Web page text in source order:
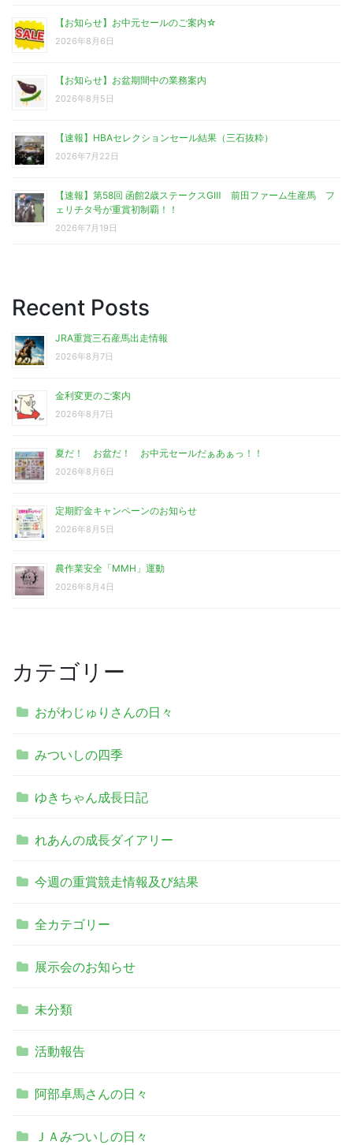
【お知らせ】お中元セールのご案内☆
2026年8月6日
【お知らせ】お盆期間中の業務案内
2026年8月5日
【速報】HBAセレクションセール結果（三石抜粋）
2026年7月22日
【速報】第58回 函館2歳ステークスGⅢ 前田ファーム生産馬 フ
ェリチタ号が重賞初制覇！！
2026年7月19日
Recent Posts
JRA重賞三石産馬出走情報
2026年8月7日
金利変更のご案内
2026年8月7日
夏だ！ お盆だ！ お中元セールだぁあぁっ！！
2026年8月6日
定期貯金キャンペーンのお知らせ
2026年8月5日
農作業安全「MMH」運動
2026年8月4日
カテゴリー
おがわじゅりさんの日々
みついしの四季
ゆきちゃん成長日記
れあんの成長ダイアリー
今週の重賞競走情報及び結果
全カテゴリー
展示会のお知らせ
未分類
活動報告
阿部卓馬さんの日々
ＪＡみついしの日々